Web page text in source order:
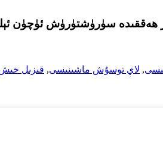
, لاي توسۇش ماشىنىسى, قىزىل